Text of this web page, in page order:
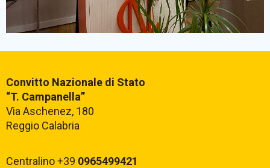
Convitto Nazionale di Stato
“T. Campanella”
Via Aschenez, 180
Reggio Calabria
Centralino +39 0965499421